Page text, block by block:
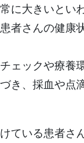
に大きいとい
者さんの健康
ェックや療養
き、採血や点
ている患者さ